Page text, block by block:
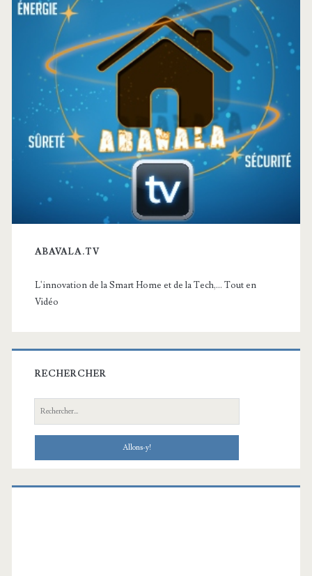
ABAVALA.TV
L'innovation de la Smart Home et de la Tech,... Tout en
Vidéo
RECHERCHER
Recherche: